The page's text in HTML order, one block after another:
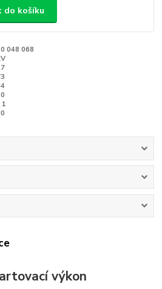
do košíku
048 068
1
výkon